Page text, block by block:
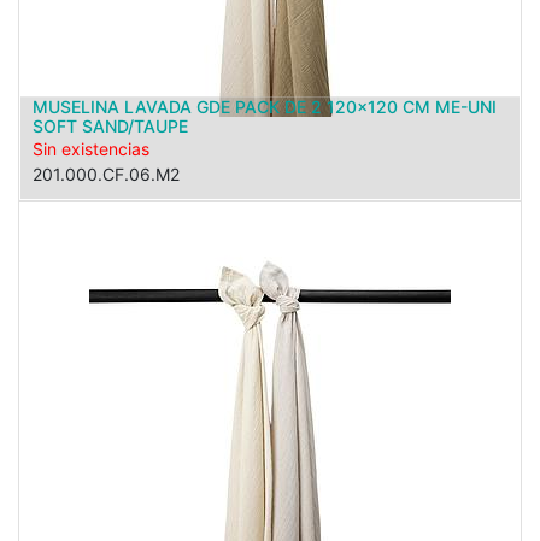
MUSELINA LAVADA GDE PACK DE 2 120x120 CM ME-UNI
SOFT SAND/TAUPE
Sin existencias
201.000.CF.06.M2